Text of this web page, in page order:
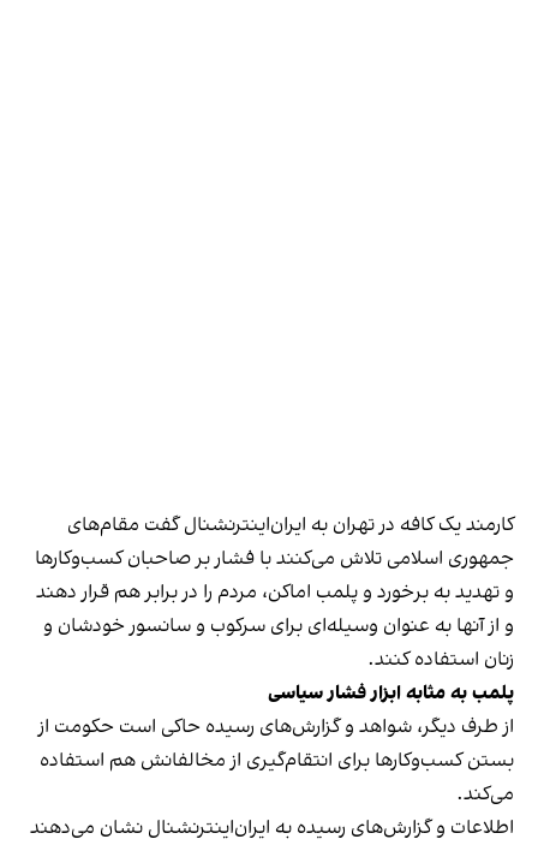
کارمند یک کافه در تهران به ایران‌اینترنشنال گفت مقام‌های
جمهوری اسلامی تلاش می‌کنند با فشار بر صاحبان کسب‌وکارها
و تهدید به برخورد و پلمب اماکن، مردم را در برابر هم قرار دهند
و از آنها به عنوان وسیله‌ای برای سرکوب و سانسور خودشان و
زنان استفاده کنند.
پلمب به مثابه ابزار فشار سیاسی
از طرف دیگر، شواهد و گزارش‌های رسیده حاکی است حکومت از
بستن کسب‌وکارها برای انتقام‌گیری از مخالفانش هم استفاده
می‌کند.
اطلاعات و گزارش‌های رسیده به ایران‌اینترنشنال نشان می‌دهند